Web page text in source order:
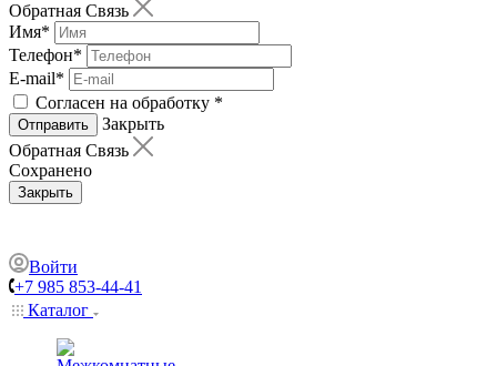
Обратная Связь
Имя*
Телефон*
E-mail*
Согласен на обработку *
Отправить
Закрыть
Обратная Связь
Сохранено
Закрыть
Войти
+7 985 853-44-41
Каталог